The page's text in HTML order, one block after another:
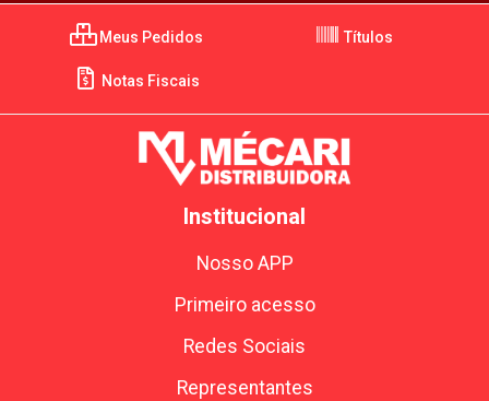
Meus Pedidos Títulos
Notas Fiscais
Institucional
Nosso APP
Primeiro acesso
Redes Sociais
Representantes